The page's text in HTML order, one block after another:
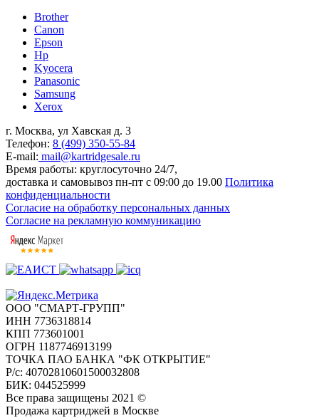
Brother
Canon
Epson
Hp
Kyocera
Panasonic
Samsung
Xerox
г. Москва, ул Хавская д. 3
Телефон: 8 (499) 350-55-84
E-mail: mail@kartridgesale.ru
Время работы: круглосуточно 24/7,
доставка и самовывоз пн-пт с 09:00 до 19.00 Политика
конфиденциальности
Согласие на обработку персональных данных
Согласие на рекламную коммуникацию
ООО "СМАРТ-ГРУПП"
ИНН 7736318814
КПП 773601001
ОГРН 1187746913199
ТОЧКА ПАО БАНКА "ФК ОТКРЫТИЕ"
Р/с: 40702810601500032808
БИК: 044525999
Все права защищены 2021 ©
Продажа картриджей в Москве